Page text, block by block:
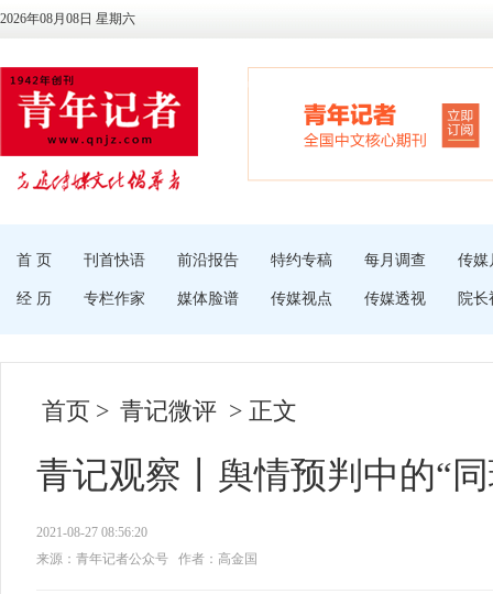
2026年08月08日 星期六
首 页 刊首快语 前沿报告 特约专稿 每月调查 传媒
经 历 专栏作家 媒体脸谱 传媒视点 传媒透视 院长
首页 > 青记微评 > 正文
青记观察丨舆情预判中的“
2021-08-27 08:56:20
来源：青年记者公众号
作者：高金国